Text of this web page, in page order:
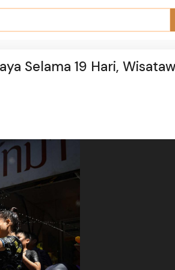
Selama 19 Hari,